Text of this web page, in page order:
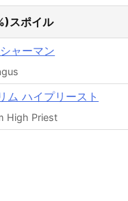
スポイル
ャーマン
ム ハイプリースト
High Priest